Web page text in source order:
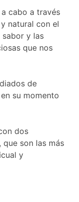
cabo a través
natural con el
y las
que nos
de
su momento
dos
son las más
y